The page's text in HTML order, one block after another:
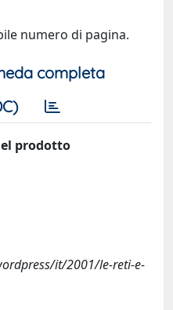
numero di pagina.
completa
prodotto
it/2001/le-reti-e-